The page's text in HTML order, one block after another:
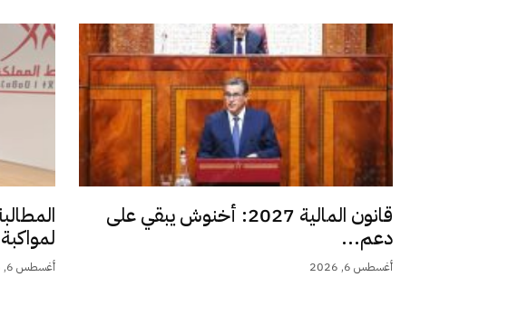
قانون المالية 2027: أخنوش يبقي على
دعم...
أغسطس 6, 2026 أغسطس 6, 2026